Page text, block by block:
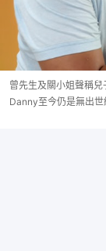
曾先生及關小姐聲稱
Danny至今仍是無出世